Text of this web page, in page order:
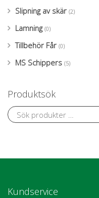
Slipning av skär (2)
Lamning (0)
Tillbehör Får (0)
MS Schippers (5)
Produktsök
Kundservice